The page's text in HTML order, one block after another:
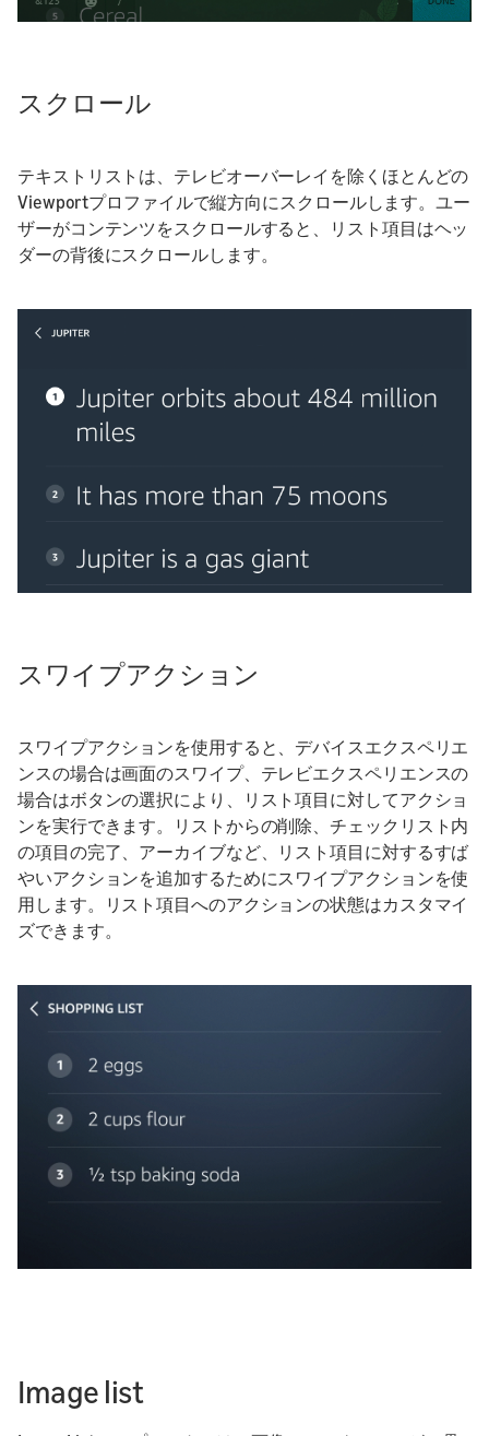
スクロール
テキストリストは、テレビオーバーレイを除くほとんどの
Viewportプロファイルで縦方向にスクロールします。ユー
ザーがコンテンツをスクロールすると、リスト項目はヘッ
ダーの背後にスクロールします。
スワイプアクション
スワイプアクションを使用すると、デバイスエクスペリエ
ンスの場合は画面のスワイプ、テレビエクスペリエンスの
場合はボタンの選択により、リスト項目に対してアクショ
ンを実行できます。リストからの削除、チェックリスト内
の項目の完了、アーカイブなど、リスト項目に対するすば
やいアクションを追加するためにスワイプアクションを使
用します。リスト項目へのアクションの状態はカスタマイ
ズできます。
Image list